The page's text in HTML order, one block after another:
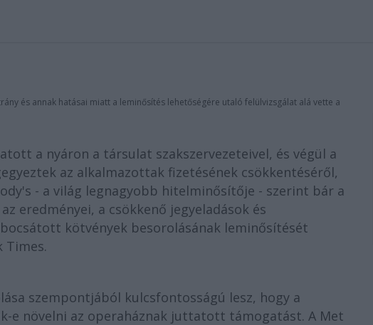
és annak hatásai miatt a leminősítés lehetőségére utaló felülvizsgálat alá vette a
a nyáron a társulat szakszervezeteivel, és végül a
az alkalmazottak fizetésének csökkentéséről,
- a világ legnagyobb hitelminősítője - szerint bár a
eredményei, a csökkenő jegyeladások és
kötvények besorolásának leminősítését
Times.
szempontjából kulcsfontosságú lesz, hogy a
e növelni az operaháznak juttatott támogatást. A Met